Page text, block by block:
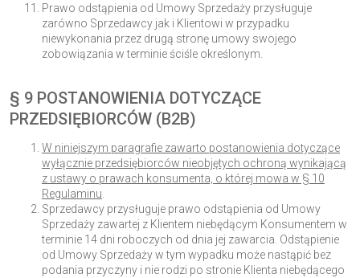
Prawo odstąpienia od Umowy Sprzedaży przysługuje
zarówno Sprzedawcy jak i Klientowi w przypadku
niewykonania przez drugą stronę umowy swojego
zobowiązania w terminie ściśle określonym.
§ 9 POSTANOWIENIA DOTYCZĄCE
PRZEDSIĘBIORCÓW (B2B)
W niniejszym paragrafie zawarto postanowienia dotyczące
wyłącznie przedsiębiorców nieobjętych ochroną wynikającą
z ustawy o prawach konsumenta, o której mowa w § 10
Regulaminu
Sprzedawcy przysługuje prawo odstąpienia od Umowy
Sprzedaży zawartej z Klientem niebędącym Konsumentem w
terminie 14 dni roboczych od dnia jej zawarcia. Odstąpienie
od Umowy Sprzedaży w tym wypadku może nastąpić bez
podania przyczyny i nie rodzi po stronie Klienta niebędącego